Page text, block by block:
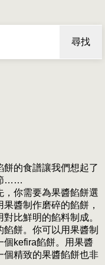
尋找
的食譜讓我們想起了
……
你需要為果醬餡餅選
醬制作磨碎的餡餅，
比鮮明的餡料制成。
餅。你可以用果醬制
個kefira餡餅。用果醬
個精致的果醬餡餅也非